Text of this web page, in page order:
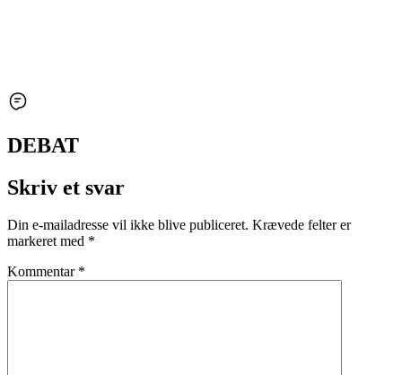
DEBAT
Skriv et svar
Din e-mailadresse vil ikke blive publiceret. Krævede felter er
markeret med *
Kommentar *